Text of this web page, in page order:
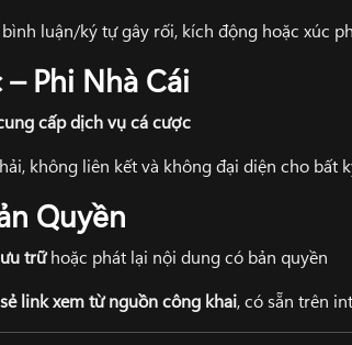
luận/ký tự gây rối, kích động hoặc xúc
Phi Nhà Cái
cấp dịch vụ cá cược
không liên kết và không đại diện cho bất
Quyền
trữhoặc phát lại nội dung có bản quyền
link xem từ nguồn công khai, có sẵn trên